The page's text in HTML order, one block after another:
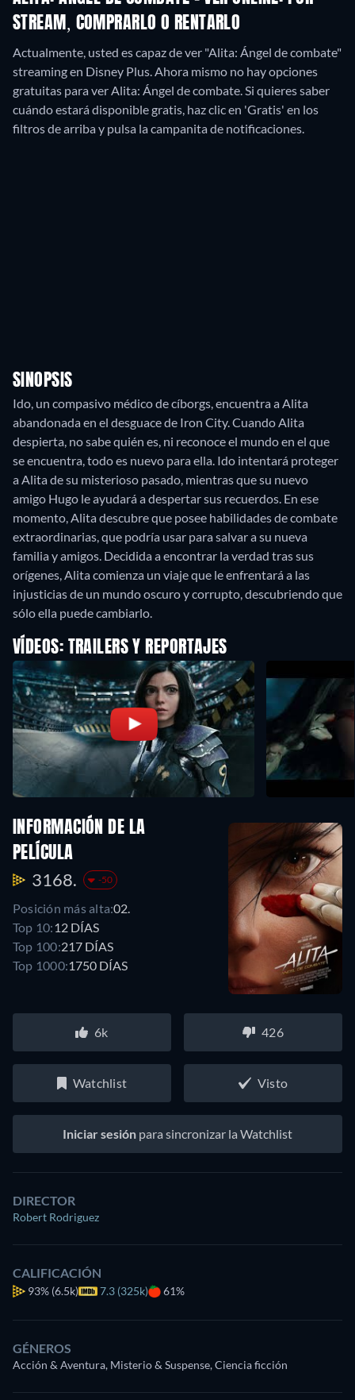
STREAM, COMPRARLO O RENTARLO
Actualmente, usted es capaz de ver "Alita: Ángel de combate"
streaming en Disney Plus.Ahora mismo no hay opciones
gratuitas para ver Alita: Ángel de combate. Si quieres saber
cuándo estará disponible gratis, haz clic en 'Gratis' en los
filtros de arriba y pulsa la campanita de notificaciones.
SINOPSIS
Ido, un compasivo médico de cíborgs, encuentra a Alita
abandonada en el desguace de Iron City. Cuando Alita
despierta, no sabe quién es, ni reconoce el mundo en el que
se encuentra, todo es nuevo para ella. Ido intentará proteger
a Alita de su misterioso pasado, mientras que su nuevo
amigo Hugo le ayudará a despertar sus recuerdos. En ese
momento, Alita descubre que posee habilidades de combate
extraordinarias, que podría usar para salvar a su nueva
familia y amigos. Decidida a encontrar la verdad tras sus
orígenes, Alita comienza un viaje que le enfrentará a las
injusticias de un mundo oscuro y corrupto, descubriendo que
sólo ella puede cambiarlo.
VÍDEOS: TRAILERS Y REPORTAJES
INFORMACIÓN DE LA
PELÍCULA
3168. -50
Posición más alta:02.
Top 10: 12 DÍAS
Top 100:217 DÍAS
Top 1000:1750 DÍAS
6k 426
Watchlist Visto
Iniciar sesión para sincronizar la Watchlist
DIRECTOR
Robert Rodriguez
CALIFICACIÓN
93% (6.5k) 7.3 (325k) 61%
GÉNEROS
Acción & Aventura, Misterio & Suspense, Ciencia ficción